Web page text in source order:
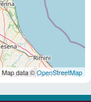
Map data ©OpenStreetMap